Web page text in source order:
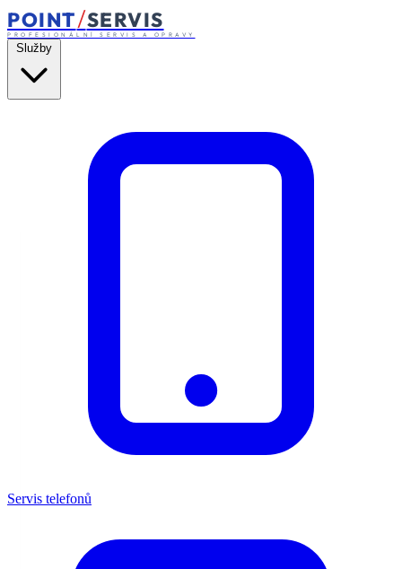
POINT/SERVIS
PROFESIONÁLNÍ SERVIS A OPRAVY
Služby
Servis telefonů